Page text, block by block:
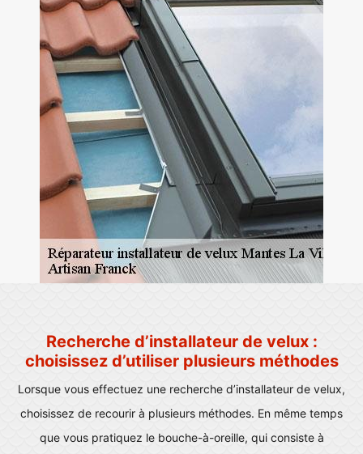
Recherche d’installateur de velux :
choisissez d’utiliser plusieurs méthodes
Lorsque vous effectuez une recherche d’installateur de velux,
choisissez de recourir à plusieurs méthodes. En même temps
que vous pratiquez le bouche-à-oreille, qui consiste à